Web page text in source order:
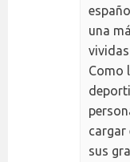
una
Como
cargar
sus